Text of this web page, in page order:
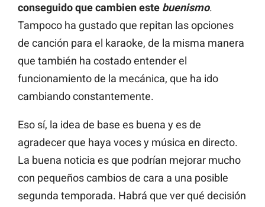
conseguido que cambien este buenismo.
Tampoco ha gustado que repitan las opciones
de canción para el karaoke, de la misma manera
que también ha costado entender el
funcionamiento de la mecánica, que ha ido
cambiando constantemente.
Eso sí, la idea de base es buena y es de
agradecer que haya voces y música en directo.
La buena noticia es que podrían mejorar mucho
con pequeños cambios de cara a una posible
segunda temporada. Habrá que ver qué decisión